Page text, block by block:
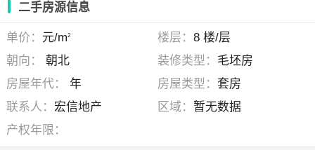
二手房源信息
单价： 元/m2 楼层： 8 楼/层
朝向：
朝北 装修类型： 毛坯房
房屋年代：
年 房屋类型： 套房
联系人： 宏信地产 区域： 暂无数据
产权年限：